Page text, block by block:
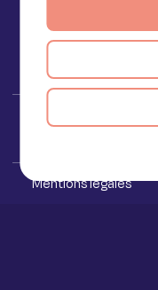
Mentions légales